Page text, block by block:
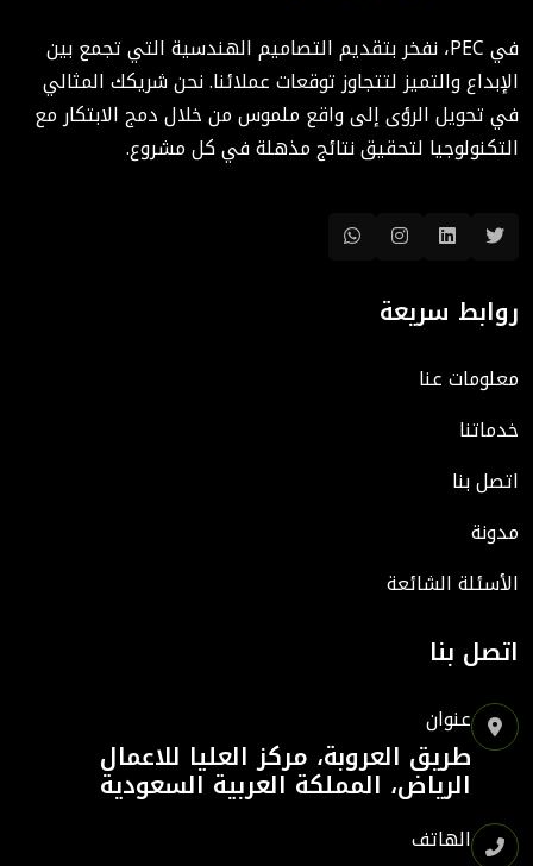
August 02, 2025 12:46 PM
في PEC، نفخر بتقديم التصاميم الهندسية التي تجمع بين
الإبداع والتميز لتتجاوز توقعات عملائنا. نحن شريكك المثالي
في تحويل الرؤى إلى واقع ملموس من خلال دمج الابتكار مع
التكنولوجيا لتحقيق نتائج مذهلة في كل مشروع.
روابط سريعة
معلومات عنا
خدماتنا
اتصل بنا
مدونة
الأسئلة الشائعة
اتصل بنا
عنوان
طريق العروبة، مركز العليا للاعمال
الرياض، المملكة العربية السعودية
الهاتف